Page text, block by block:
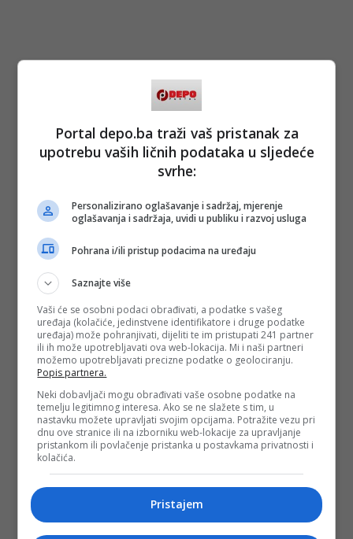
Depo.bapratite putem društvenih mrežaTwitteriFacebook
Portal depo.ba traži vaš pristanak za
upotrebu vaših ličnih podataka u sljedeće
svrhe:
Personalizirano oglašavanje i sadržaj, mjerenje
oglašavanja i sadržaja, uvidi u publiku i razvoj usluga
Pohrana i/ili pristup podacima na uređaju
Saznajte više
Vaši će se osobni podaci obrađivati, a podatke s vašeg
uređaja (kolačiće, jedinstvene identifikatore i druge podatke
uređaja) može pohranjivati, dijeliti te im pristupati 241 partner
ili ih može upotrebljavati ova web-lokacija. Mi i naši partneri
možemo upotrebljavati precizne podatke o geolociranju.
Popis partnera.
Neki dobavljači mogu obrađivati vaše osobne podatke na
temelju legitimnog interesa. Ako se ne slažete s tim, u
nastavku možete upravljati svojim opcijama. Potražite vezu pri
dnu ove stranice ili na izborniku web-lokacije za upravljanje
pristankom ili povlačenje pristanka u postavkama privatnosti i
kolačića.
Pristajem